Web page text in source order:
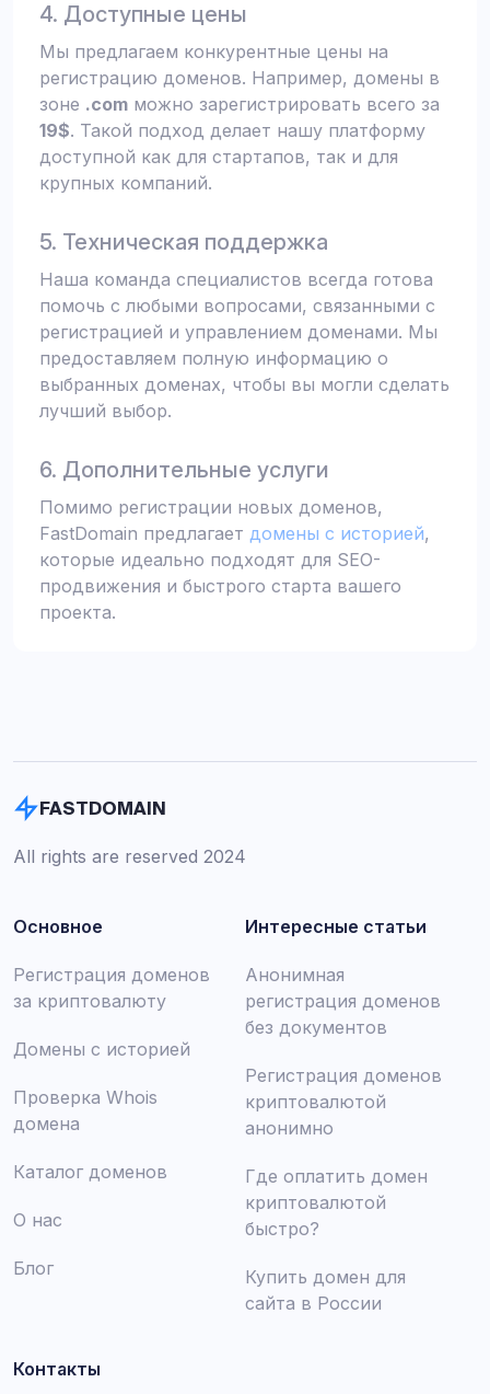
4. Доступные цены
Мы предлагаем конкурентные цены на
регистрацию доменов. Например, домены в
зоне .com можно зарегистрировать всего за
19$. Такой подход делает нашу платформу
доступной как для стартапов, так и для
крупных компаний.
5. Техническая поддержка
Наша команда специалистов всегда готова
помочь с любыми вопросами, связанными с
регистрацией и управлением доменами. Мы
предоставляем полную информацию о
выбранных доменах, чтобы вы могли сделать
лучший выбор.
6. Дополнительные услуги
Помимо регистрации новых доменов,
FastDomain предлагает домены с историей,
которые идеально подходят для SEO-
продвижения и быстрого старта вашего
проекта.
FASTDOMAIN
All rights are reserved 2024
Основное
Регистрация доменов
за криптовалюту
Домены с историей
Проверка Whois
домена
Каталог доменов
О нас
Блог
Интересные статьи
Анонимная
регистрация доменов
без документов
Регистрация доменов
криптовалютой
анонимно
Где оплатить домен
криптовалютой
быстро?
Купить домен для
сайта в России
Контакты